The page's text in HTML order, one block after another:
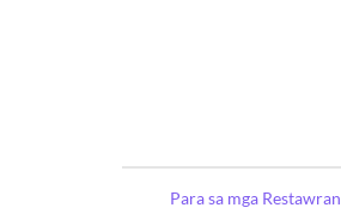
Para sa mga Restawran